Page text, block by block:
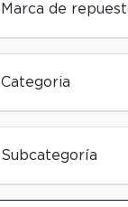
Marca de
Categoria
Subcategoría